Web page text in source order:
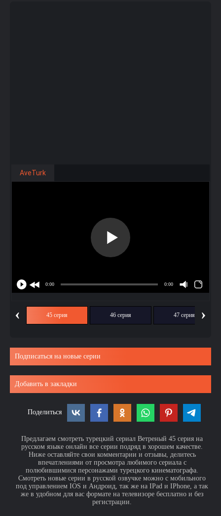
AveTurk
‹ 45 серия 46 серия 47 серия ›
Подписаться на новые серии
Добавить в закладки
Поделиться
Предлагаем смотреть турецкий сериал Ветреный 45 серия на
русском языке онлайн все серии подряд в хорошем качестве.
Ниже оставляйте свои комментарии и отзывы, делитесь
впечатлениями от просмотра любимого сериала с
полюбившимися персонажами турецкого кинематографа.
Смотреть новые серии в русской озвучке можно с мобильного
под управлением IOS и Андроид, так же на IPad и IPhone, а так
же в удобном для вас формате на телевизоре бесплатно и без
регистрации.